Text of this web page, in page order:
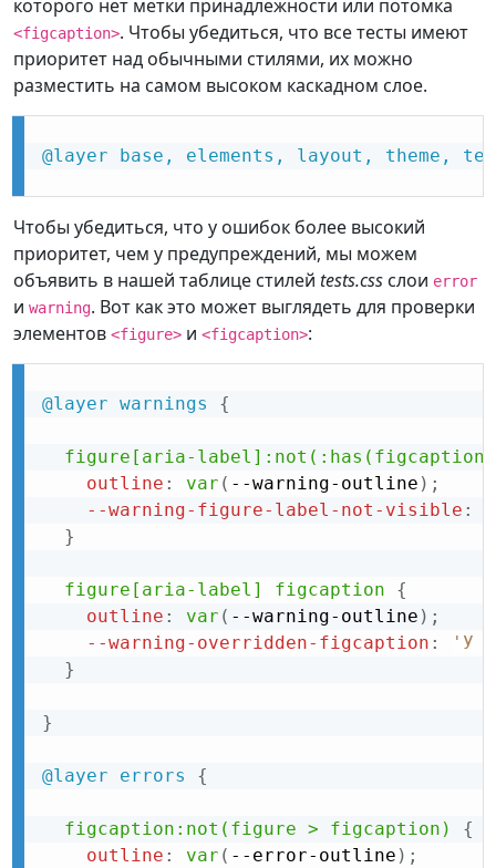
которого нет метки принадлежности или потомка
<figcaption>. Чтобы убедиться, что все тесты имеют
приоритет над обычными стилями, их можно
разместить на самом высоком каскадном слое.
@layer base, elements, layout, theme,
Чтобы убедиться, что у ошибок более высокий
приоритет, чем у предупреждений, мы можем
объявить в нашей таблице стилей tests.css слои error
и warning. Вот как это может выглядеть для проверки
элементов <figure> и <figcaption>:
@layer warnings {
figure[aria-
outline : var ( --warning-outline ) ;
--warning-figure-label-not-visible :
}
figure[aria-label] figcaption
{
outline : var ( --warning-outline ) ;
--warning-overridden-figcaption :
'У
}
}
@layer errors {
figcaption:not(figure > figcaption)
{
outline : var ( --error-outline ) ;